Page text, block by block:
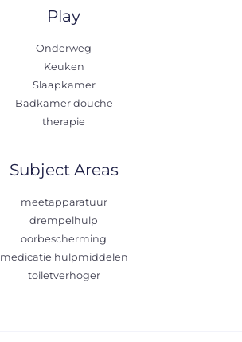
Play
Onderweg
Keuken
Slaapkamer
Badkamer douche
therapie
Subject Areas
meetapparatuur
drempelhulp
oorbescherming
medicatie hulpmiddelen
toiletverhoger